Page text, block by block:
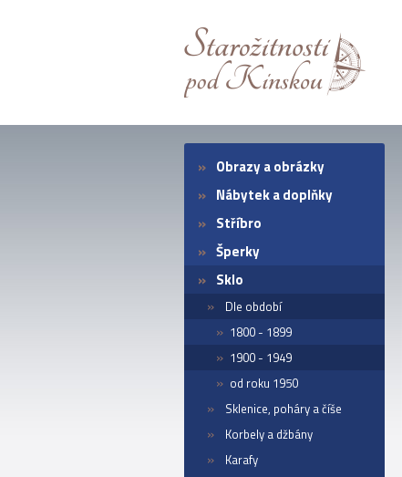
Obrazy a obrázky
Nábytek a doplňky
Stříbro
Šperky
Sklo
Dle období
1800 - 1899
1900 - 1949
od roku 1950
Sklenice, poháry a číše
Korbely a džbány
Karafy